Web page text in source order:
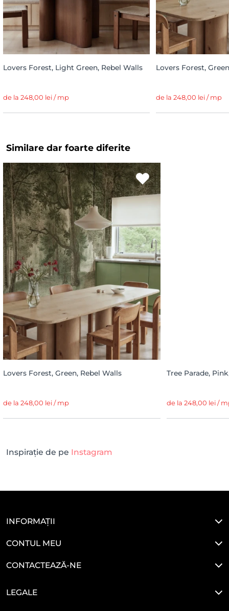
Lovers Forest, Light Green, Rebel Walls
de la 248,00 lei / mp
Lovers Forest,
de la 248,00 lei / mp
Similare dar foarte diferite
Lovers Forest, Green, Rebel Walls
de la 248,00 lei / mp
Tree Parade,
de la 248,00 lei /
Inspirație de pe Instagram
INFORMAȚII
CONTUL MEU
CONTACTEAZĂ-NE
LEGALE